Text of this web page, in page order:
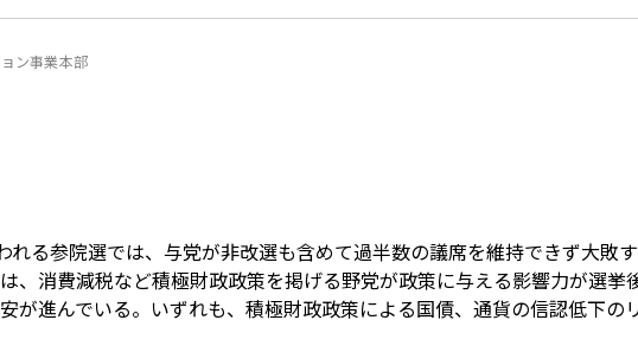
ン事業本部
れる参院選では、与党が非改選も含めて過半数の議席を維持できず大敗
、消費減税など積極財政政策を掲げる野党が政策に与える影響力が選挙
が進んでいる。いずれも、積極財政政策による国債、通貨の信認低下の